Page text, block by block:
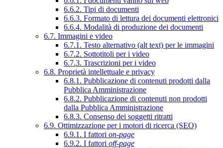
6.6.2. Tipi di documenti
6.6.3. Formato di lettura dei documenti elettronici
6.6.4. Modalità di produzione dei documenti
6.7. Immagini e video
6.7.1. Testo alternativo (alt text) per le immagini
6.7.2. Sottotitoli per i video
6.7.3. Trascrizioni per i video
6.8. Proprietà intellettuale e privacy
6.8.1. Pubblicazione di contenuti prodotti dalla
Pubblica Amministrazione
6.8.2. Pubblicazione di contenuti non prodotti
dalla Pubblica Amministrazione
6.8.3. Consenso dei soggetti ritratti
6.9. Ottimizzazione per i motori di ricerca (SEO)
6.9.1. I fattori on-page
6.9.2. I fattori off-page